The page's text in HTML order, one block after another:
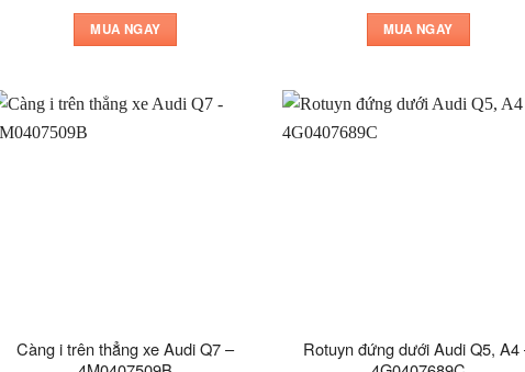
MUA NGAY MUA NGAY
Càng i trên thẳng xe Audi Q7 –
Rotuyn đứng dưới Audi Q5, A4